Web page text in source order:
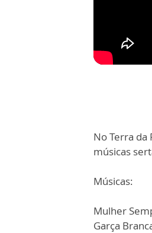
No Terra da
músicas
Músicas:
Mulher
Garça